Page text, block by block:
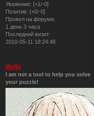
Уважение: [+1/-0]
Позитив: [+0/-0]
Провел на форуме:
1 день 3 часа
Последний визит:
2010-05-11 18:24:48
Mello
I am not a tool to help you solve
your puzzle!